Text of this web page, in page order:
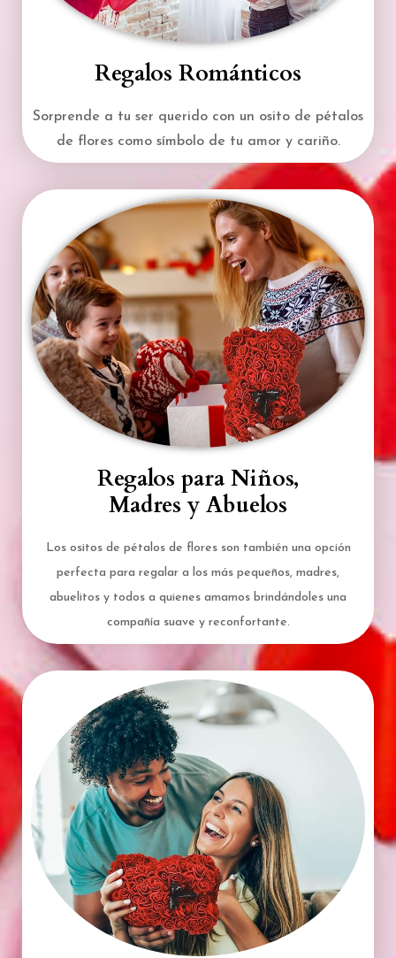
Regalos Románticos
Sorprende a tu ser querido con un osito de pétalos
de flores como símbolo de tu amor y cariño.
Regalos para Niños,
Madres y Abuelos
Los ositos de pétalos de flores son también una opción
perfecta para regalar a los más pequeños, madres,
abuelitos y todos a quienes amamos brindándoles una
compañía suave y reconfortante.